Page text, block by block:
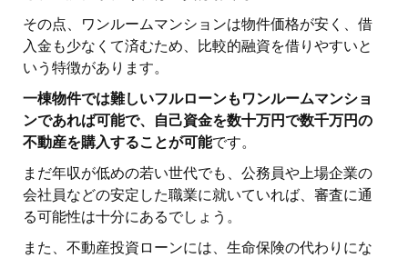
その点、ワンルームマンションは物件価格が安く、借
入金も少なくて済むため、比較的融資を借りやすいと
いう特徴があります。
一棟物件では難しいフルローンもワンルームマンショ
ンであれば可能で、自己資金を数十万円で数千万円の
不動産を購入することが可能です。
まだ年収が低めの若い世代でも、公務員や上場企業の
会社員などの安定した職業に就いていれば、審査に通
る可能性は十分にあるでしょう。
また、不動産投資ローンには、生命保険の代わりにな